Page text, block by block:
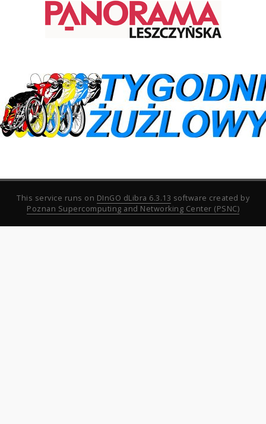
This service runs on DInGO dLibra 6.3.13 software created by
Poznan Supercomputing and Networking Center (PSNC)